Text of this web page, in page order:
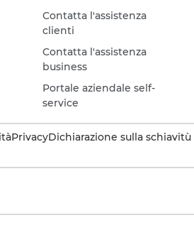
Contatta l'assistenza
clienti
Contatta l'assistenza
business
Portale aziendale self-
service
PrivacyDichiarazione sulla